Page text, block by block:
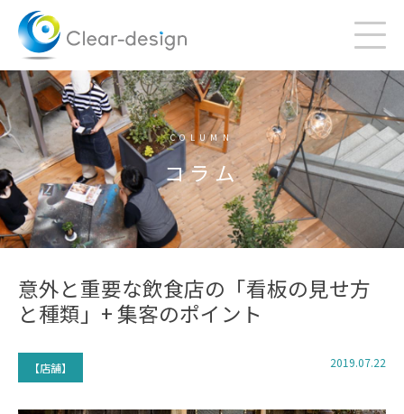
content
COLUMN
コラム
意外と重要な飲食店の「看板の見せ方
と種類」+ 集客のポイント
【店舗】 2019.07.22